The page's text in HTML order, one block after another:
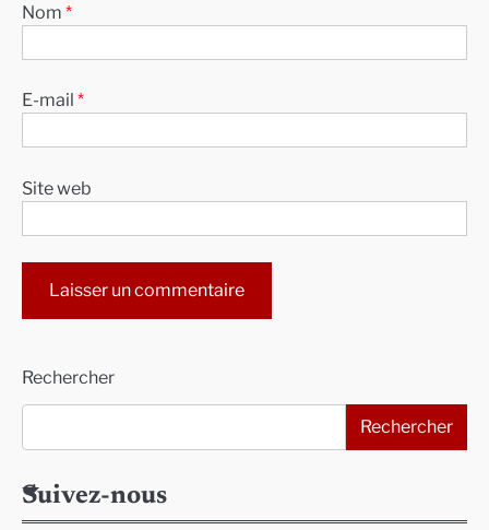
Nom *
E-mail *
Site web
Rechercher
Rechercher
Suivez-nous